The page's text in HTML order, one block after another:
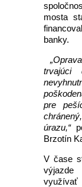
mosta
banky.
trvajúci
pre
úrazu,“
Brzotín
V čase